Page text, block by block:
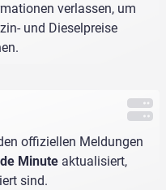
verlassen, um
und Dieselpreise
offiziellen Meldungen
Minute aktualisiert,
sind.